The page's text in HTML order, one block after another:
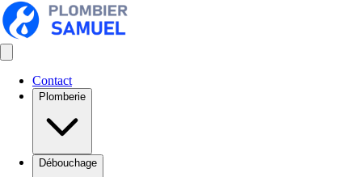
Contact
Plomberie
Débouchage